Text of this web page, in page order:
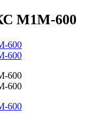
М1М-600